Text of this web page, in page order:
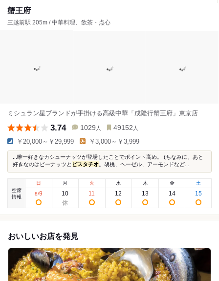
蟹王府
三越前駅 205m / 中華料理、飲茶・点心
ミシュラン星ブランドが手掛ける高級中華「成隆行蟹王府」東京店
3.74 1029 人 49152 人
￥20,000～￥29,999 ￥3,000～￥3,999
...唯一好きなカシューナッツが登場したことでポイント高め。 (ちなみに、あと
好きなのはピーナッツと ピスタチオ 。胡桃、ヘーゼル、アーモンドなど...
空席
情報
日
8/9
月
10
火
11
水
12
木
13
金
14
土
15
おいしいお店を発見